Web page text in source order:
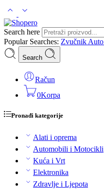
Search here
Popular Searches: Zvučnik Auto
Search
Račun
0Korpa
Pronađi kategorije
Alati i oprema
Automobili i Motocikli
Kuća i Vrt
Elektronika
Zdravlje i Ljepota